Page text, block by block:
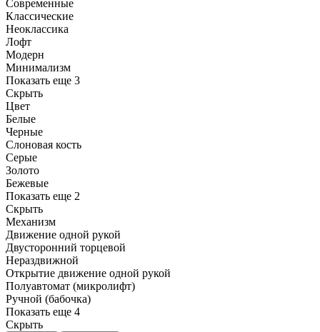
Современные
Классические
Неоклассика
Лофт
Модерн
Минимализм
Показать еще 3
Скрыть
Цвет
Белые
Черные
Слоновая кость
Серые
Золото
Бежевые
Показать еще 2
Скрыть
Механизм
Движение одной рукой
Двусторонний торцевой
Нераздвижной
Открытие движение одной рукой
Полуавтомат (микролифт)
Ручной (бабочка)
Показать еще 4
Скрыть